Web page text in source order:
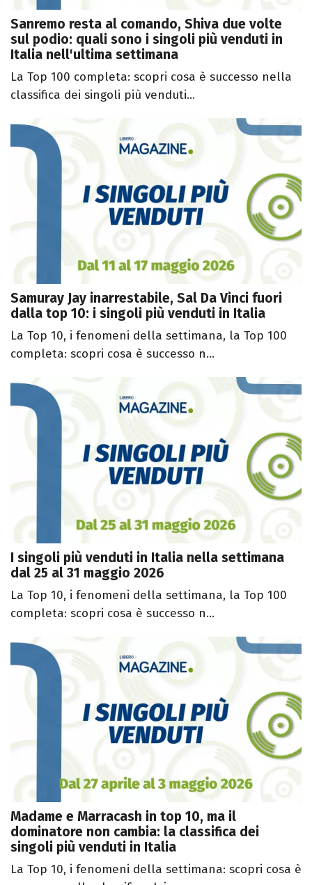
Sanremo resta al comando, Shiva due volte
sul podio: quali sono i singoli più venduti in
Italia nell'ultima settimana
La Top 100 completa: scopri cosa è successo nella
classifica dei singoli più venduti...
Samuray Jay inarrestabile, Sal Da Vinci fuori
dalla top 10: i singoli più venduti in Italia
La Top 10, i fenomeni della settimana, la Top 100
completa: scopri cosa è successo n...
I singoli più venduti in Italia nella settimana
dal 25 al 31 maggio 2026
La Top 10, i fenomeni della settimana, la Top 100
completa: scopri cosa è successo n...
Madame e Marracash in top 10, ma il
dominatore non cambia: la classifica dei
singoli più venduti in Italia
La Top 10, i fenomeni della settimana: scopri cosa è